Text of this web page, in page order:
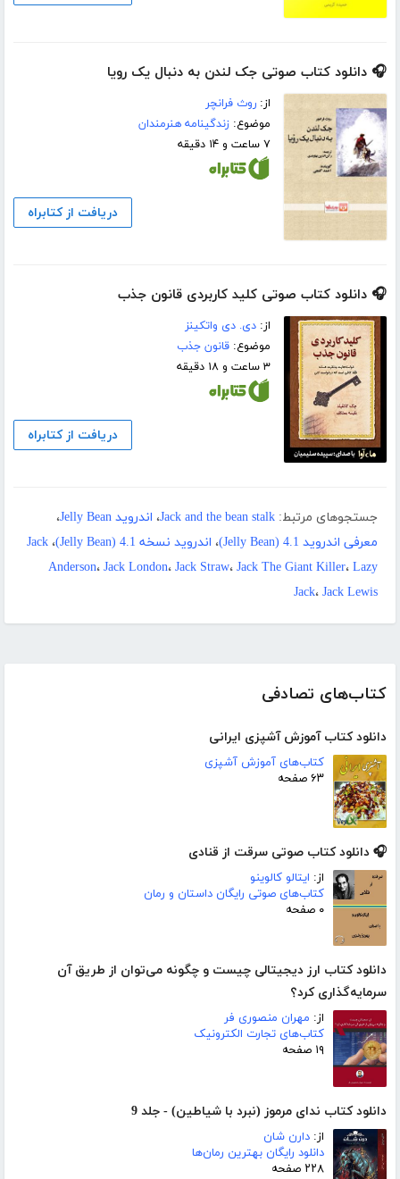
کتاب‌های تصادفی
دانلود کتاب آموزش آشپزی ایرانی
کتاب‌های آموزش آشپزی
۶۳ صفحه
🎧 دانلود کتاب صوتی سرقت از قنادی
از: ایتالو کالوینو
کتاب‌های صوتی رایگان داستان و رمان
۰ صفحه
دانلود کتاب ارز دیجیتالی چیست و چگونه می‌توان از طریق آن
سرمایه‌گذاری کرد؟
از: مهران منصوری فر
کتاب‌های تجارت الکترونیک
۱۹ صفحه
دانلود کتاب ندای مرموز (نبرد با شیاطین) - جلد 9
از: دارن شان
دانلود رایگان بهترین رمان‌ها
۲۲۸ صفحه
🎧 دانلود کتاب صوتی جک لندن به دنبال یک رویا
از:روث فرانچر
موضوع:زندگینامه هنرمندان
۷ ساعت و ۱۴ دقیقه
دریافت از کتابراه
🎧 دانلود کتاب صوتی کلید کاربردی قانون جذب
از:دی. دی واتکینز
موضوع:قانون جذب
۳ ساعت و ۱۸ دقیقه
دریافت از کتابراه
جستجوهای مرتبط: Jack and the bean stalk، اندروید Jelly Bean
،
معرفی اندروید 4.1 (Jelly Bean)
، اندروید نسخه 4.1 (Jelly Bean) ، Jack
Anderson، Jack London، Jack Straw، Jack The Giant Killer، Lazy
Jack، Jack Lewis